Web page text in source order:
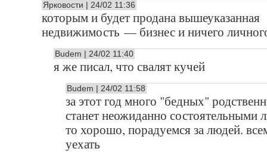
Ярковости | 24/02 11:36
которым и будет продана вышеуказанная
недвижимость — бизнес и ничего
Budem | 24/02 11:40
я же писал, что свалят кучей
Budem | 24/02 11:58
за этот год много "бедных"
станет неожиданно состоятельными
то хорошо, порадуемся за людей.
уехать